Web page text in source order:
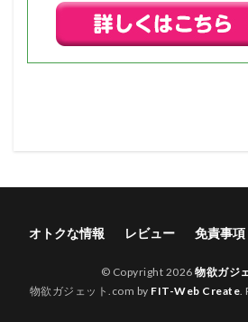
オトクな情報 レビュー 免責事項
© Copyright 2026物欲ガジ
物欲ガジェット.com by FIT-Web Create